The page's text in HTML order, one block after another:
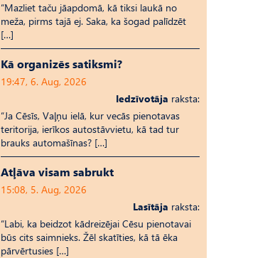
“Mazliet taču jāapdomā, kā tiksi laukā no
meža, pirms tajā ej. Saka, ka šogad palīdzēt
[…]
Kā organizēs satiksmi?
19:47, 6. Aug, 2026
Iedzīvotāja raksta:
“Ja Cēsīs, Vaļņu ielā, kur vecās pienotavas
teritorija, ierīkos autostāvvietu, kā tad tur
brauks automašīnas? […]
Atļāva visam sabrukt
15:08, 5. Aug, 2026
Lasītāja raksta:
“Labi, ka beidzot kādreizējai Cēsu pienotavai
būs cits saimnieks. Žēl skatīties, kā tā ēka
pārvērtusies […]